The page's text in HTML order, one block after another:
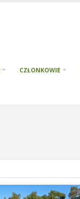
CZŁONKOWIE